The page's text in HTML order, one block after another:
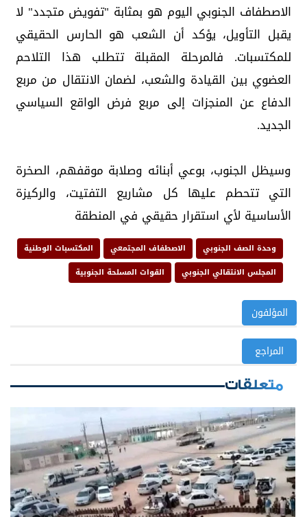
الاصطفاف الجنوبي اليوم هو بمثابة "تفويض متجدد" لا
يقبل التأويل، يؤكد أن الشعب هو الحارس الحقيقي
للمكتسبات. فالمرحلة المقبلة تتطلب هذا التلاحم
العضوي بين القيادة والشعب، لضمان الانتقال من مربع
الدفاع عن المنجزات إلى مربع فرض الواقع السياسي
الجديد.
وسيظل الجنوب، بوعي أبنائه وصلابة موقفهم، الصخرة
التي تتحطم عليها كل مشاريع التفتيت، والركيزة
الأساسية لأي استقرار حقيقي في المنطقة
وحدة الصف الجنوبي الاصطفاف المجتمعي
المكتسبات الوطنية
المجلس الانتقالي الجنوبي
القوات المسلحة الجنوبية
المؤلفون
المراجع
متعلقات